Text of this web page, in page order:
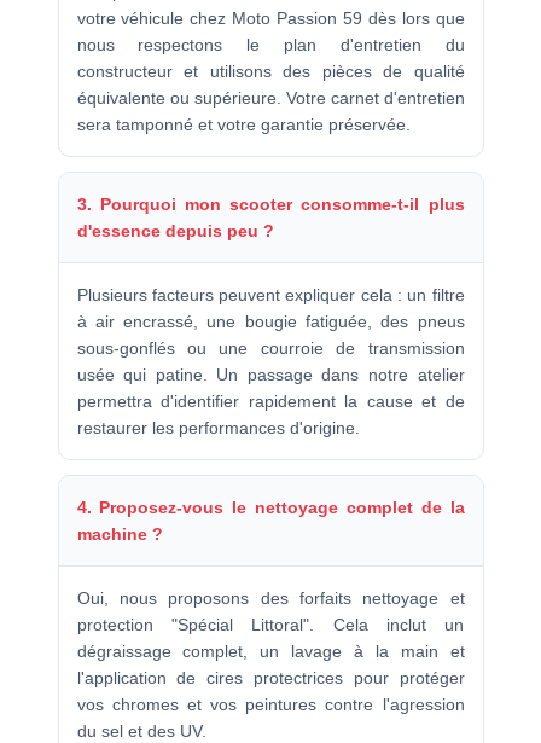
votre véhicule chez Moto Passion 59 dès lors que
nous respectons le plan d'entretien du
constructeur et utilisons des pièces de qualité
équivalente ou supérieure. Votre carnet d'entretien
sera tamponné et votre garantie préservée.
3. Pourquoi mon scooter consomme-t-il plus
d'essence depuis peu ?
Plusieurs facteurs peuvent expliquer cela : un filtre
à air encrassé, une bougie fatiguée, des pneus
sous-gonflés ou une courroie de transmission
usée qui patine. Un passage dans notre atelier
permettra d'identifier rapidement la cause et de
restaurer les performances d'origine.
4. Proposez-vous le nettoyage complet de la
machine ?
Oui, nous proposons des forfaits nettoyage et
protection "Spécial Littoral". Cela inclut un
dégraissage complet, un lavage à la main et
l'application de cires protectrices pour protéger
vos chromes et vos peintures contre l'agression
du sel et des UV.